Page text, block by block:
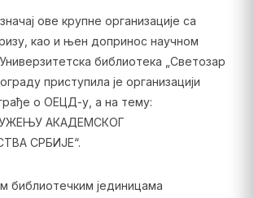
ове крупне организације са
као и њен допринос научном
библиотека „Светозар
приступила је организацији
о ОЕЦД-у, а на тему:
АКАДЕМСКОГ
СРБИЈЕ“.
библиотечким јединицама